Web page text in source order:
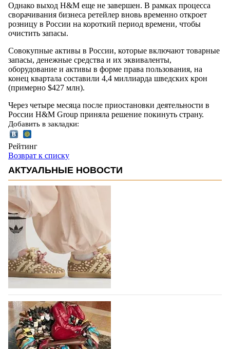
Однако выход H&M еще не завершен. В рамках процесса
сворачивания бизнеса ретейлер вновь временно откроет
розницу в России на короткий период времени, чтобы
очистить запасы.
Совокупные активы в России, которые включают товарные
запасы, денежные средства и их эквиваленты,
оборудование и активы в форме права пользования, на
конец квартала составили 4,4 миллиарда шведских крон
(примерно $427 млн).
Через четыре месяца после приостановки деятельности в
России H&M Group приняла решение покинуть страну.
Добавить в закладки:
Рейтинг
Возврат к списку
АКТУАЛЬНЫЕ НОВОСТИ
Вышли новые кроссовки Adidas Samba в
принте, имитирующем шкуру оленя
Использование анималистичных принтов в дизайне